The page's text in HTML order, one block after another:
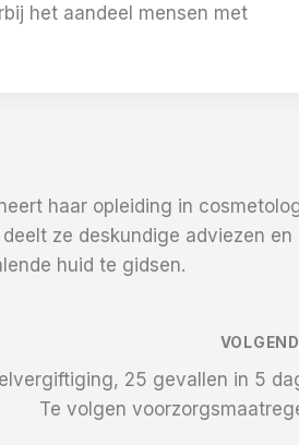
het aandeel mensen met
haar opleiding in
ze deskundige adviezen en
huid te gidsen.
25 gevallen in 5
Te volgen